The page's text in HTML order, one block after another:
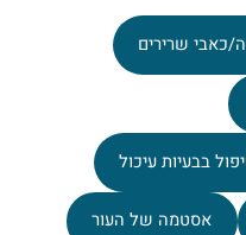
כאבי שרירים
בבעיות עיכול
אסטמה של העור